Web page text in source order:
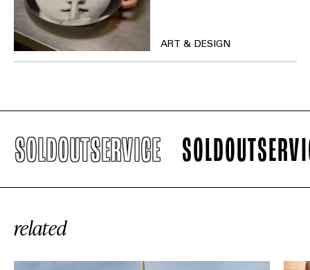
ART & DESIGN
SOLDOUTSERVICE
related